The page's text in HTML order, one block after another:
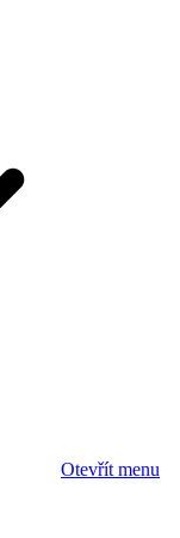
Otevřít menu